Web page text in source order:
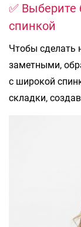
✅ Выберите
спинкой
Чтобы сделать
заметными,
с широкой
складки,